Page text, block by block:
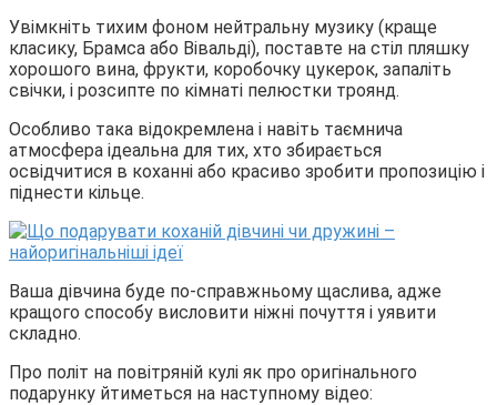
Увімкніть тихим фоном нейтральну музику (краще
класику, Брамса або Вівальді), поставте на стіл пляшку
хорошого вина, фрукти, коробочку цукерок, запаліть
свічки, і розсипте по кімнаті пелюстки троянд.
Особливо така відокремлена і навіть таємнича
атмосфера ідеальна для тих, хто збирається
освідчитися в коханні або красиво зробити пропозицію і
піднести кільце.
Ваша дівчина буде по-справжньому щаслива, адже
кращого способу висловити ніжні почуття і уявити
складно.
Про політ на повітряній кулі як про оригінального
подарунку йтиметься на наступному відео: